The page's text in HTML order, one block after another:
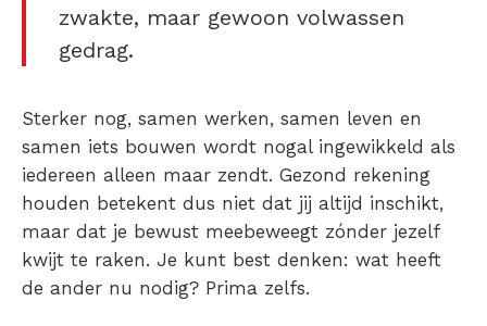
zwakte, maar gewoon volwassen
gedrag.
Sterker nog, samen werken, samen leven en
samen iets bouwen wordt nogal ingewikkeld als
iedereen alleen maar zendt. Gezond rekening
houden betekent dus niet dat jij altijd inschikt,
maar dat je bewust meebeweegt zónder jezelf
kwijt te raken. Je kunt best denken: wat heeft
de ander nu nodig? Prima zelfs.